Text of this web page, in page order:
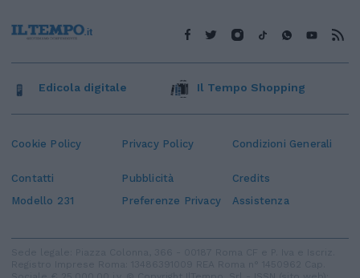
Cookie Policy Privacy Policy Condizioni Generali
Contatti Pubblicità
Credits
Modello 231
Preferenze Privacy Assistenza
Edicola digitale Il Tempo Shopping